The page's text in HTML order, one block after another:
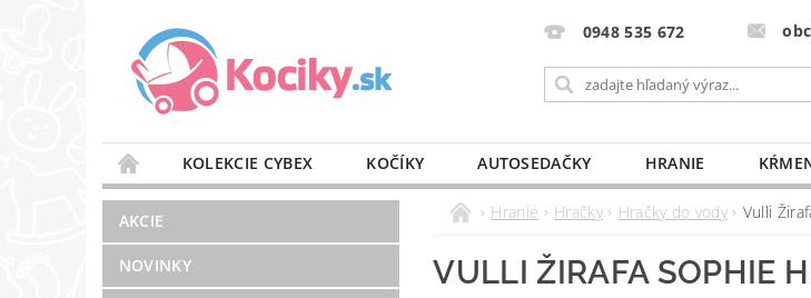
0948 535 672
KOLEKCIE CYBEX KOČÍKY AUTOSEDAČKY HRANIE
STAROSTLIVOSŤ O VZDUCH
VÝBAVA DO PÔRODNICE MLIEKO A VÝŽIVA
BLOG
PREDAJŇA KONTAKT
AKCIE
NOVINKY
Hranie Hračky Hračky do vody Vulli
VULLI ŽIRAFA SOPHIE